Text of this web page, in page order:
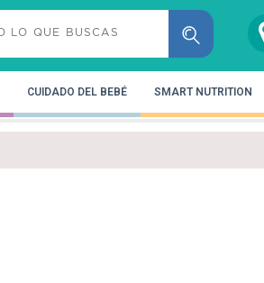
CUIDADO DEL BEBÉ SMART NUTRITION